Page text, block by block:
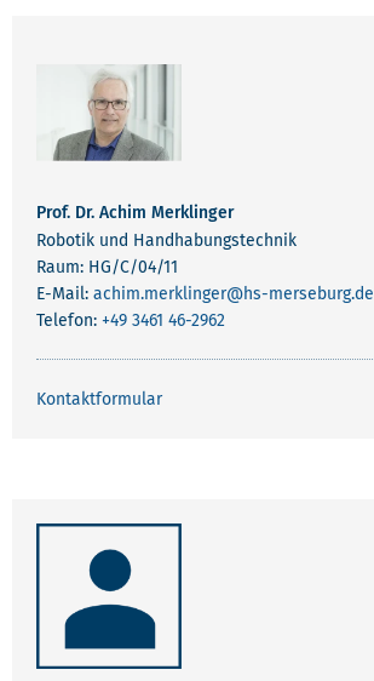
Prof. Dr. Achim Merklinger
Robotik und Handhabungstechnik
Raum: HG/C/04/11
E-Mail: achim.merklinger@hs-merseburg.de
Telefon: +49 3461 46-2962
Kontaktformular